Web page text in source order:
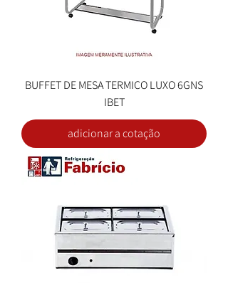
BUFFET DE MESA TERMICO LUXO 6GNS
IBET
adicionar a cotação